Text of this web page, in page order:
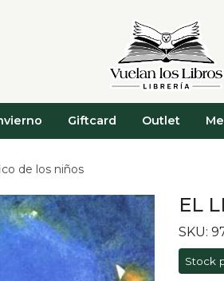
Giftcard Outlet
de los niños
EL
SKU:
Stock